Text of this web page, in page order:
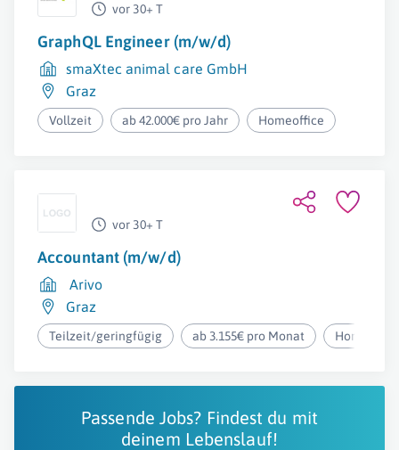
vor 30+ T
GraphQL Engineer (m/w/d)
smaXtec animal care GmbH
Graz
Vollzeit ab 42.000€ pro Jahr Homeoffice
vor 30+ T
Accountant (m/w/d)
Arivo
Graz
Teilzeit/geringfügig ab 3.155€ pro Monat
Passende Jobs? Findest du mit
deinem Lebenslauf!